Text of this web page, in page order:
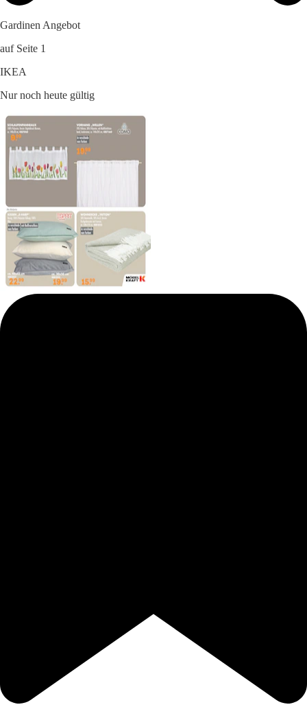
Gardinen Angebot
auf Seite 1
IKEA
Nur noch heute gültig